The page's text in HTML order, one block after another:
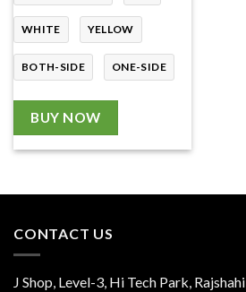
WHITE YELLOW
BOTH-SIDE ONE-SIDE
BUY NOW
CONTACT US
J Shop, Level-3, Hi Tech Park, Rajshahi